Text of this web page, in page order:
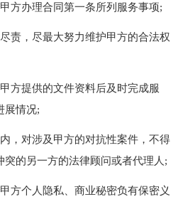
办理合同第一条所列服务事项;
，尽最大努力维护甲方的合法权
提供的文件资料后及时完成服
展情况;
对涉及甲方的对抗性案件，不得
的另一方的法律顾问或者代理人;
个人隐私、商业秘密负有保密义